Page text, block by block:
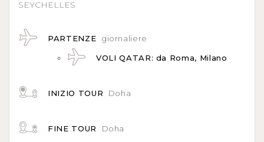
SEYCHELLES
PARTENZE giornaliere
VOLI QATAR: da Roma, Milano
INIZIO TOUR Doha
FINE TOUR Doha